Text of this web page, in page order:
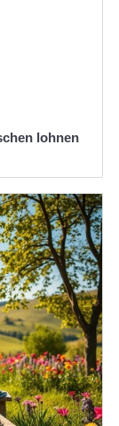
lohnen